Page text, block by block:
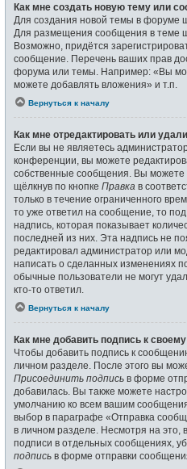
Как мне создать новую тему или
Для создания новой темы в форуме
Для размещения сообщения в теме
Возможно, придётся
сообщение. Перечень ваших прав
форума или темы. Например: «Вы
можете добавлять вложения» и т.п.
Вернуться к началу
Как мне отредактировать или
Если вы не являетесь
конференции, вы можете
собственные сообщения. Вы можете
щёлкнув по кнопке Правка в
только в течение ограниченного
то уже ответил на сообщение, то
надпись, которая показывает
последней из них. Эта надпись не
редактировал администратор или
написать о сделанных изменениях
обычные пользователи не могут
кто-то ответил.
Вернуться к началу
Как мне добавить подпись к
Чтобы добавить подпись к
личном разделе. После этого вы
Присоединить подпись в форме
добавилась. Вы также можете
умолчанию ко всем вашим
выбор в параграфе «Отправка
в личном разделе. Несмотря на это,
подписи в отдельных сообщениях,
подпись в форме отправки